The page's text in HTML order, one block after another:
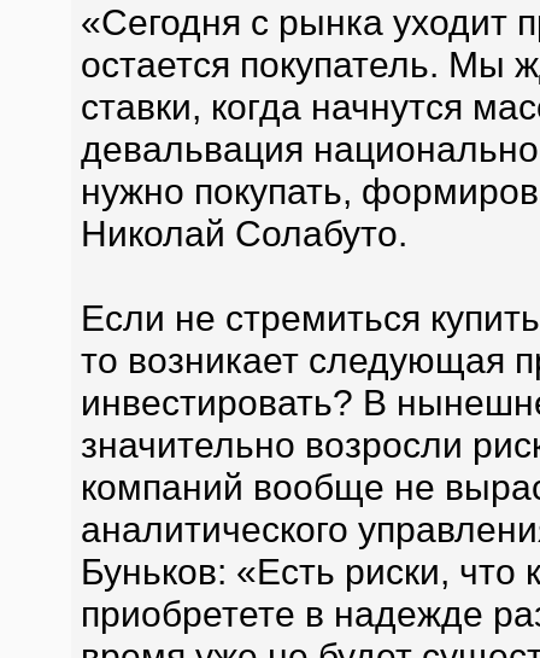
«Сегодня с рынка уходит
остается покупатель. Мы
ставки, когда начнутся
девальвация
нужно покупать,
Николай Солабуто.
Если не стремиться
то возникает следующая
инвестировать? В
значительно возросли
компаний вообще не
аналитического
Буньков: «Есть риски,
приобретете в надежде